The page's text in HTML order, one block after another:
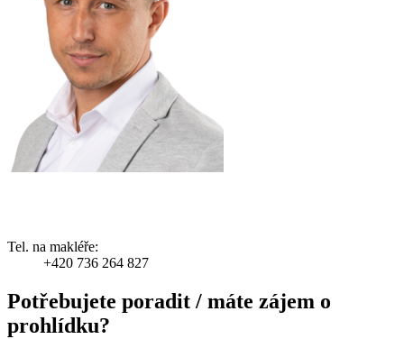
Tel. na makléře:
+420 736 264 827
Potřebujete poradit / máte zájem o
prohlídku?